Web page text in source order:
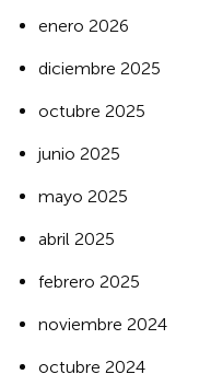
enero 2026
diciembre 2025
octubre 2025
junio 2025
mayo 2025
abril 2025
febrero 2025
noviembre 2024
octubre 2024